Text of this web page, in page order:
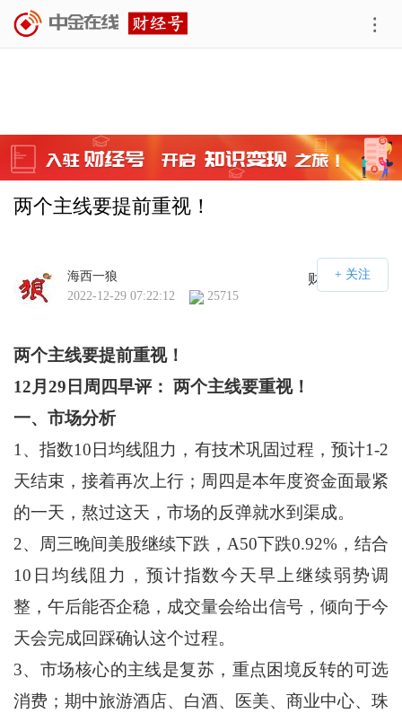
两个主线要提前重视！
财经号APP
海西一狼
2022-12-29 07:22:12
25715
两个主线要提前重视！
12月29日周四早评： 两个主线要重视！
一、市场分析
1、指数10日均线阻力，有技术巩固过程，预计1-2
天结束，接着再次上行；周四是本年度资金面最紧
的一天，熬过这天，市场的反弹就水到渠成。
2、周三晚间美股继续下跌，A50下跌0.92%，结合
10日均线阻力，预计指数今天早上继续弱势调
整，午后能否企稳，成交量会给出信号，倾向于今
天会完成回踩确认这个过程。
3、市场核心的主线是复苏，重点困境反转的可选
消费；期中旅游酒店、白酒、医美、商业中心、珠